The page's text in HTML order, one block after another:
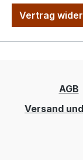
Vertrag
AGB
Versand